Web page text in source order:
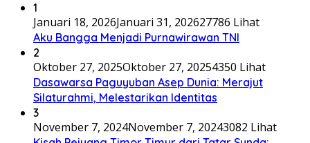
1
Januari 18, 2026Januari 31, 202627786 Lihat
Aku Bangga Menjadi Purnawirawan TNI
2
Oktober 27, 2025Oktober 27, 20254350 Lihat
Dasawarsa Paguyuban Asep Dunia: Merajut
Silaturahmi, Melestarikan Identitas
3
November 7, 2024November 7, 20243082 Lihat